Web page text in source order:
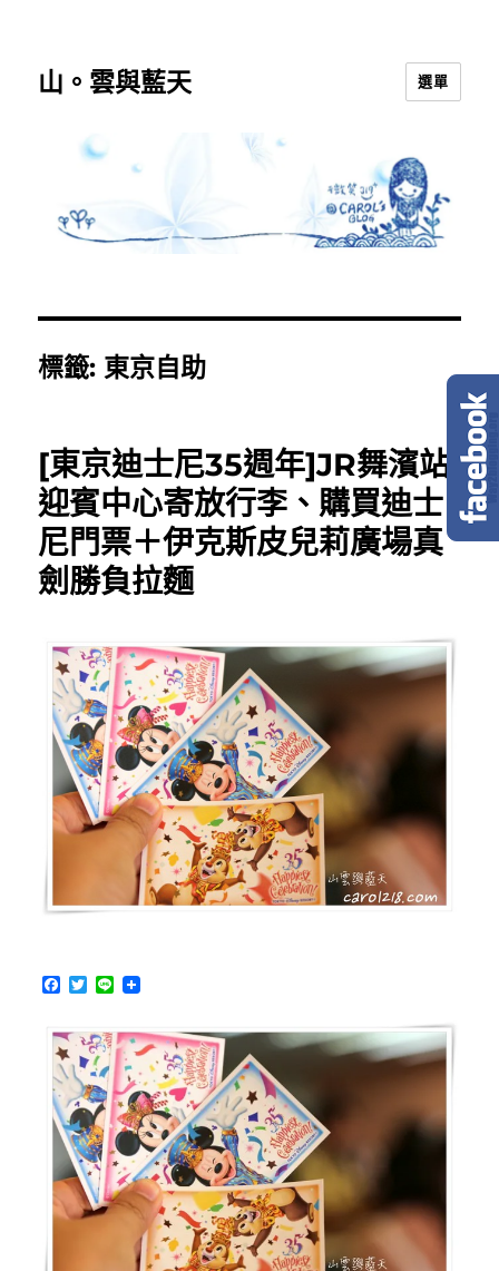
山。雲與藍天 選單
標籤: 東京自助
[東京迪士尼35週年]JR舞濱站
迎賓中心寄放行李、購買迪士
尼門票＋伊克斯皮兒莉廣場真
劍勝負拉麵
F
e
b
o
o
k
T
t
t
e
r
L
e